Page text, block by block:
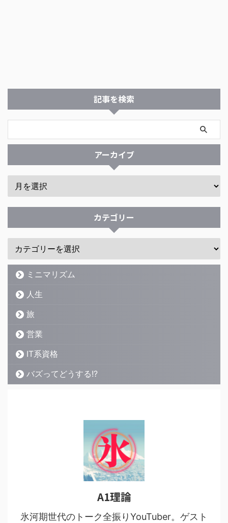
記事を検索
アーカイブ
カテゴリー
ミニマリズム
人生
旅
営業
IT系資格
バズってどうする!?
A1理論
氷河期世代のトーク全振りYouTuber。ゲスト